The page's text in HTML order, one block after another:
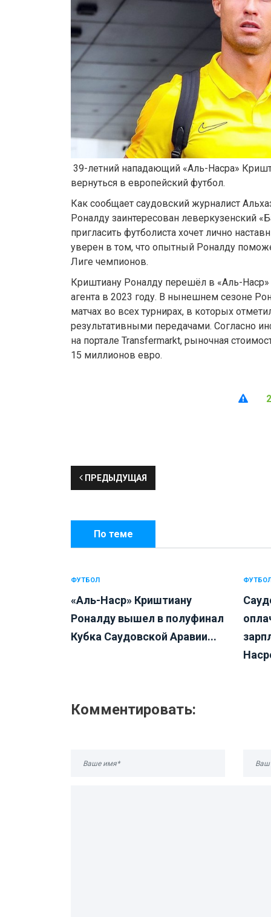
39-летний нападающий «Аль-Насра»
вернуться в европейский футбол.
Как сообщает саудовский журналист
Роналду заинтересован леверкузенский
пригласить футболиста хочет лично
уверен в том, что опытный Роналду
Лиге чемпионов.
Криштиану Роналду перешёл в «Аль-Наср»
агента в 2023 году. В нынешнем сезоне
матчах во всех турнирах, в которых
результативными передачами. Согласно
на портале Transfermarkt, рыночная
15 миллионов евро.
2
ПРЕДЫДУЩАЯ
По теме
ФУТБОЛ
«Аль-Наср» Криштиану
Роналду вышел в полуфинал
Кубка Саудовской Аравии...
Комментировать: